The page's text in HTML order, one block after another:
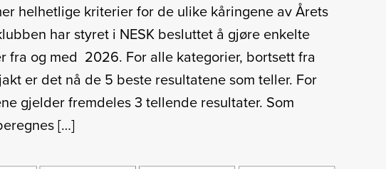
helhetlige kriterier for de ulike kåringene av Årets
har styret i NESK besluttet å gjøre enkelte
fra og med 2026. For alle kategorier, bortsett fra
er det nå de 5 beste resultatene som teller. For
gjelder fremdeles 3 tellende resultater. Som
[…]